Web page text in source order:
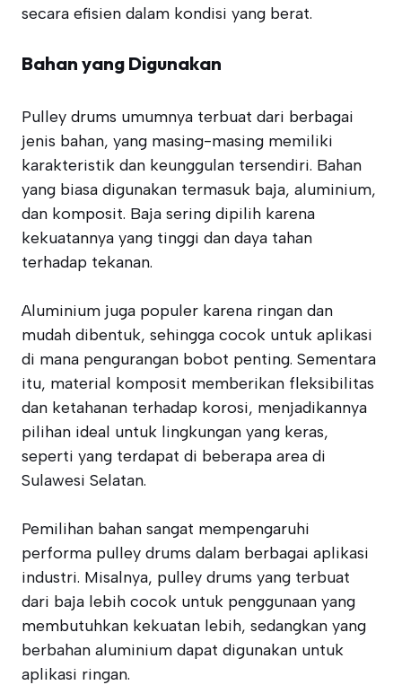
secara efisien dalam kondisi yang berat.
Bahan yang Digunakan
Pulley drums umumnya terbuat dari berbagai
jenis bahan, yang masing-masing memiliki
karakteristik dan keunggulan tersendiri. Bahan
yang biasa digunakan termasuk baja, aluminium,
dan komposit. Baja sering dipilih karena
kekuatannya yang tinggi dan daya tahan
terhadap tekanan.
Aluminium juga populer karena ringan dan
mudah dibentuk, sehingga cocok untuk aplikasi
di mana pengurangan bobot penting. Sementara
itu, material komposit memberikan fleksibilitas
dan ketahanan terhadap korosi, menjadikannya
pilihan ideal untuk lingkungan yang keras,
seperti yang terdapat di beberapa area di
Sulawesi Selatan.
Pemilihan bahan sangat mempengaruhi
performa pulley drums dalam berbagai aplikasi
industri. Misalnya, pulley drums yang terbuat
dari baja lebih cocok untuk penggunaan yang
membutuhkan kekuatan lebih, sedangkan yang
berbahan aluminium dapat digunakan untuk
aplikasi ringan.